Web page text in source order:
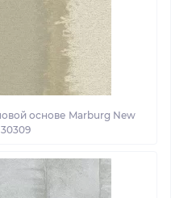
основе Marburg New